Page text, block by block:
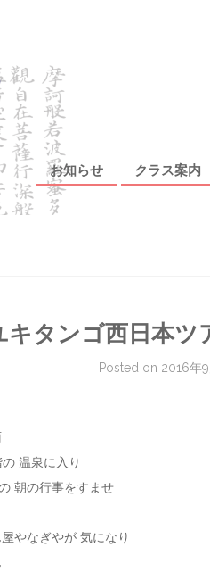
お知らせ クラス案内
キタンゴ西日本ツ
Posted on 2016年
温泉に入り
朝の行事をすませ
やなぎやが 気になり